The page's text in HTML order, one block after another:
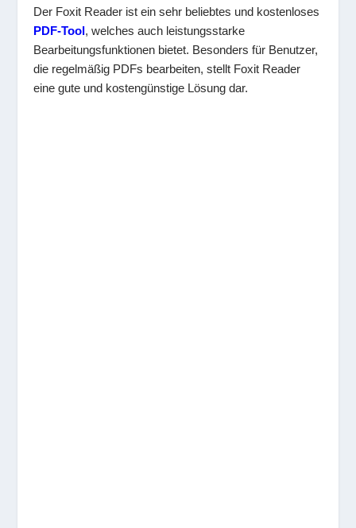
Der Foxit Reader ist ein sehr beliebtes und kostenloses
PDF-Tool, welches auch leistungsstarke
Bearbeitungsfunktionen bietet. Besonders für Benutzer,
die regelmäßig PDFs bearbeiten, stellt Foxit Reader
eine gute und kostengünstige Lösung dar.